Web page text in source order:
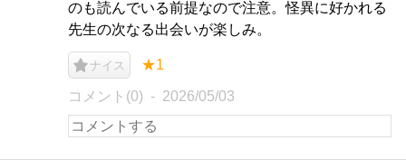
のも読んでいる前提なので注意。怪異に好かれる
先生の次なる出会いが楽しみ。
ナイス ★1
コメント(0) 2026/05/03